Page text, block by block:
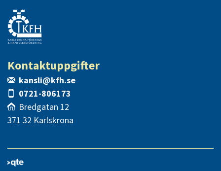
Kontaktuppgifter
kansli@kfh.se
0721-806173
Bredgatan 12
371 32 Karlskrona